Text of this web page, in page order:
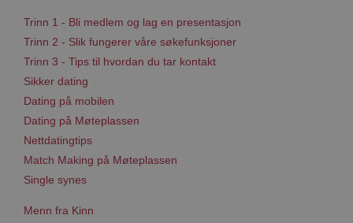
Trinn 1 - Bli medlem og lag en presentasjon
Trinn 2 - Slik fungerer våre søkefunksjoner
Trinn 3 - Tips til hvordan du tar kontakt
Sikker dating
Dating på mobilen
Dating på Møteplassen
Nettdatingtips
Match Making på Møteplassen
Single synes
Menn fra Kinn